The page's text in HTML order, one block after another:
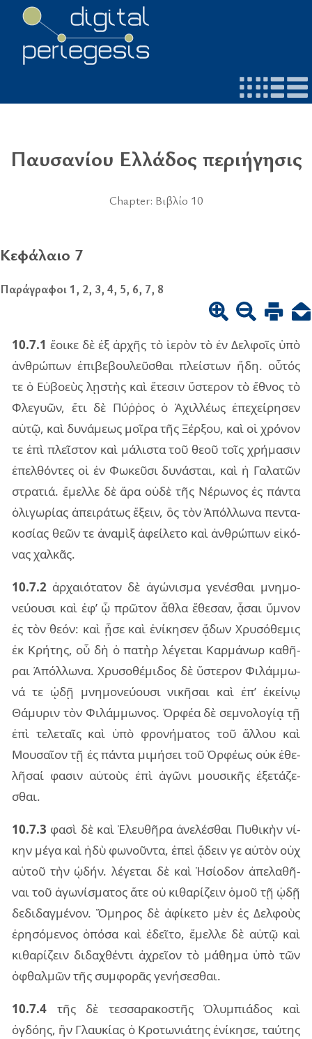
Παυσανίου Ελλάδος περιήγησις
Chapter: Βιβλίο 10
Κεφάλαιο 7
Παράγραφοι 1, 2, 3, 4, 5, 6, 7, 8
10.7.1 ἔοι­κε δὲ ἐξ ἀρ­χῆς τὸ ἱε­ρὸν τὸ ἐν Δελ­φοῖς ὑπὸ
ἀν­θρώ­πων ἐπι­βε­βου­λεῦ­σθαι πλεί­στων ἤδη. οὗ­τός
τε ὁ Εὐβο­εὺς λῃ­στὴς καὶ ἔτε­σιν ὕστε­ρον τὸ ἔθνος τὸ
Φλε­γυῶν, ἔτι δὲ Πύῤ­ῥος ὁ Ἀχιλ­λέ­ως ἐπε­χεί­ρη­σεν
αὐτῷ, καὶ δυ­νά­με­ως μοῖ­ρα τῆς Ξέρ­ξου, καὶ οἱ χρό­νον
τε ἐπὶ πλεῖ­στον καὶ μά­λι­στα τοῦ θεοῦ τοῖς χρή­μα­σιν
ἐπελ­θόν­τες οἱ ἐν Φωκεῦ­σι δυ­νά­σται, καὶ ἡ Γαλα­τῶν
στρα­τιά. ἔμελ­λε δὲ ἄρα οὐδὲ τῆς Νέρω­νος ἐς πάν­τα
ὀλι­γω­ρί­ας ἀπει­ρά­τως ἕξειν, ὃς τὸν Ἀπόλ­λω­να πεν­τα­
κο­σί­ας θεῶν τε ἀνα­μὶξ ἀφεί­λε­το καὶ ἀν­θρώ­πων εἰ­κό­
νας χαλ­κᾶς.
10.7.2 ἀρ­χαιό­τα­τον δὲ ἀγώ­νι­σμα γε­νέ­σθαι μνη­μο­
νεύ­ου­σι καὶ ἐφ’ ᾧ πρῶ­τον ἆθλα ἔθε­σαν, ᾆσαι ὕμνον
ἐς τὸν θεόν: καὶ ᾖσε καὶ ἐνί­κη­σεν ᾄδων Χρυ­σό­θε­μις
ἐκ Κρή­της, οὗ δὴ ὁ πα­τὴρ λέ­γε­ται Καρ­μά­νωρ κα­θῆ­
ραι Ἀπόλ­λω­να. Χρυ­σο­θέ­μι­δος δὲ ὕστε­ρον Φιλάμ­μω­
νά τε ᾠδῇ μνη­μο­νεύ­ου­σι νι­κῆ­σαι καὶ ἐπ’ ἐκεί­νῳ
Θάμυ­ριν τὸν Φιλάμ­μω­νος. Ὀρφέα δὲ σε­μνο­λο­γίᾳ τῇ
ἐπὶ τε­λε­ταῖς καὶ ὑπὸ φρο­νή­μα­τος τοῦ ἄλ­λου καὶ
Μου­σαῖ­ον τῇ ἐς πάν­τα μι­μή­σει τοῦ Ὀρφέ­ως οὐκ ἐθε­
λῆ­σαί φα­σιν αὐ­τοὺς ἐπὶ ἀγῶ­νι μου­σι­κῆς ἐξε­τά­ζε­
σθαι.
10.7.3 φασὶ δὲ καὶ Ἐλευ­θῆ­ρα ἀνε­λέ­σθαι Πυθι­κὴν νί­
κην μέγα καὶ ἡδὺ φω­νοῦν­τα, ἐπεὶ ᾄδειν γε αὐ­τὸν οὐχ
αὑ­τοῦ τὴν ᾠδήν. λέ­γε­ται δὲ καὶ Ἡσί­ο­δον ἀπε­λα­θῆ­
ναι τοῦ ἀγω­νί­σμα­τος ἅτε οὐ κι­θα­ρί­ζειν ὁμοῦ τῇ ᾠδῇ
δε­δι­δαγ­μέ­νον. Ὅμη­ρος δὲ ἀφί­κε­το μὲν ἐς Δελ­φοὺς
ἐρη­σό­με­νος ὁπό­σα καὶ ἐδεῖ­το, ἔμελ­λε δὲ αὐτῷ καὶ
κι­θα­ρί­ζειν δι­δα­χθέν­τι ἀχρεῖ­ον τὸ μά­θη­μα ὑπὸ τῶν
ὀφθαλ­μῶν τῆς συμ­φο­ρᾶς γε­νή­σε­σθαι.
10.7.4 τῆς δὲ τεσ­σα­ρα­κο­στῆς Ὀλυμ­πιά­δος καὶ
ὀγδόης, ἣν Γλαυ­κί­ας ὁ Κρο­τω­νιά­της ἐνί­κη­σε, ταύ­της